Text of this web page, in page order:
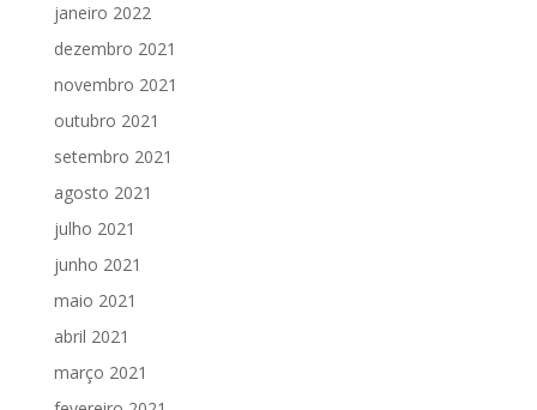
janeiro 2022
dezembro 2021
novembro 2021
outubro 2021
setembro 2021
agosto 2021
julho 2021
junho 2021
maio 2021
abril 2021
março 2021